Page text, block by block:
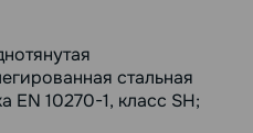
стальная
EN 10270-1, класс SH;